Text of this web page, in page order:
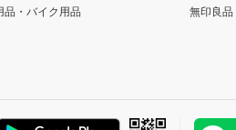
品・バイク用品 無印良品